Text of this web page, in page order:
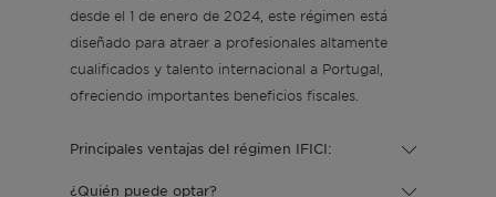
desde el 1 de enero de 2024, este régimen está
diseñado para atraer a profesionales altamente
cualificados y talento internacional a Portugal,
ofreciendo importantes beneficios fiscales.
Principales ventajas del régimen IFICI:
¿Quién puede optar?
Oporto
Preguntas frecuentes